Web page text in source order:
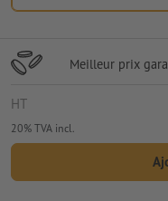
Meilleur prix
HT
20% TVA incl.